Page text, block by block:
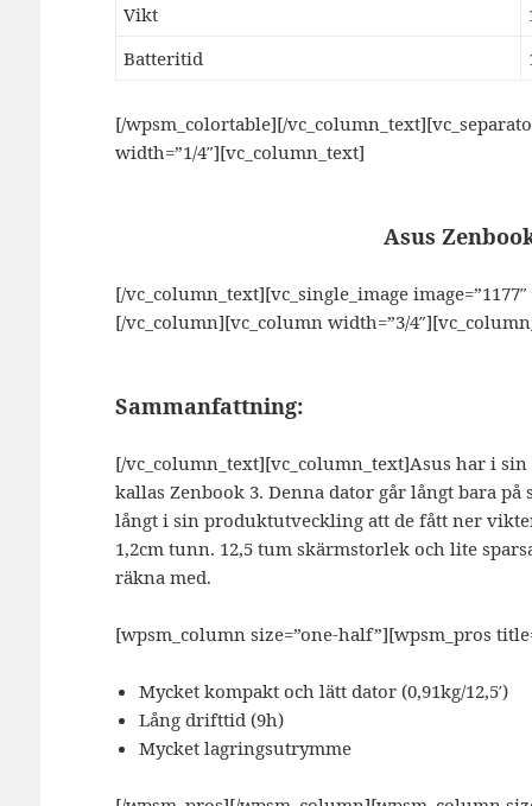
Vikt
Batteritid
[/wpsm_colortable][/
width=”1/4″][vc_column_text]
Asus
[/vc_column_text][vc_single_image
[/vc_column][vc_column width=”3/
Sammanfattning:
[/vc_column_text][vc_column_text]Asus har i
kallas Zenbook 3. Denna dator går långt bara
långt i sin produktutveckling att de fått ner
1,2cm tunn. 12,5 tum skärmstorlek och lite
räkna med.
[wpsm_column size=”one-half”][wpsm_pros
Mycket kompakt och lätt dator (0,91kg/12,5′)
Lång drifttid (9h)
Mycket lagringsutrymme